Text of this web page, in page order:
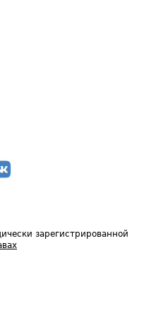
зарегистрированной